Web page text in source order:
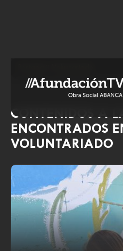
CONTENIDOS A
ENCONTRADOS
VOLUNTARIADO